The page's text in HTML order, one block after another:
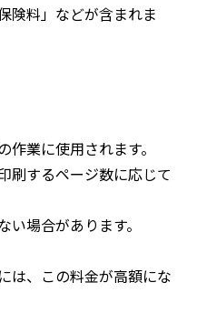
険料」などが含まれま
業に使用されます。
刷するページ数に応じて
場合があります。
は、この料金が高額にな